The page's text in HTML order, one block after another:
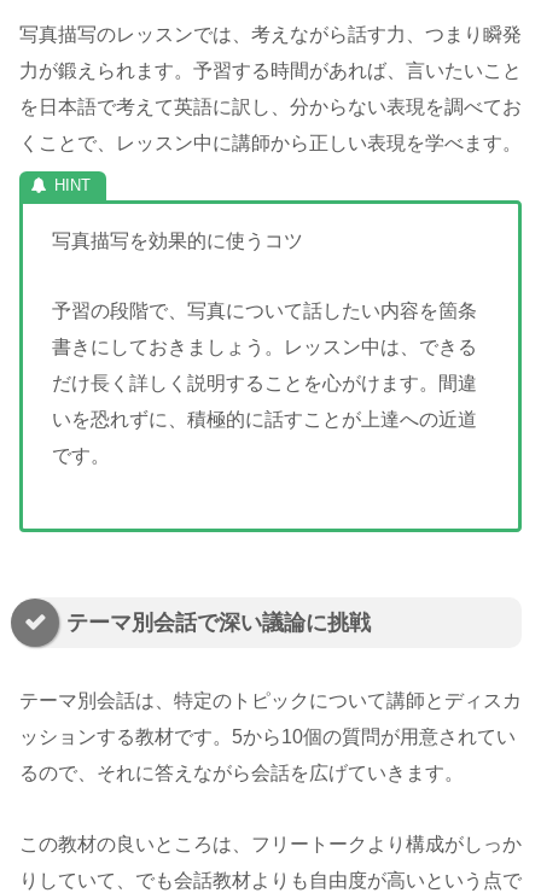
写真描写のレッスンでは、考えながら話す力、つまり瞬発
力が鍛えられます。予習する時間があれば、言いたいこと
を日本語で考えて英語に訳し、分からない表現を調べてお
くことで、レッスン中に講師から正しい表現を学べます。
写真描写を効果的に使うコツ
予習の段階で、写真について話したい内容を箇条
書きにしておきましょう。レッスン中は、できる
だけ長く詳しく説明することを心がけます。間違
いを恐れずに、積極的に話すことが上達への近道
です。
テーマ別会話で深い議論に挑戦
テーマ別会話は、特定のトピックについて講師とディスカ
ッションする教材です。5から10個の質問が用意されてい
るので、それに答えながら会話を広げていきます。
この教材の良いところは、フリートークより構成がしっか
りしていて、でも会話教材よりも自由度が高いという点で